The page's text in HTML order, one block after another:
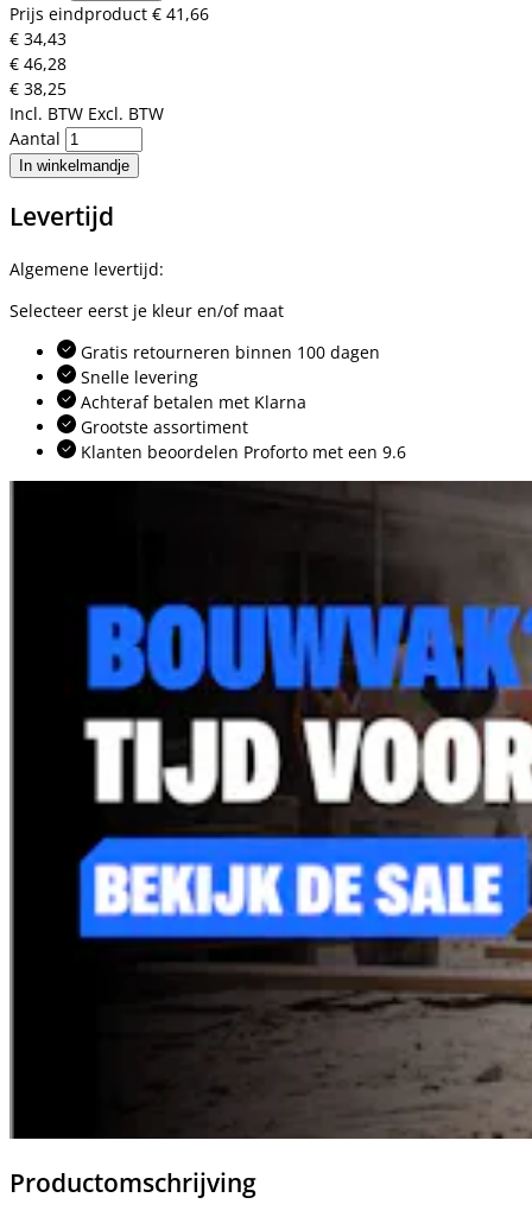
Prijs eindproduct € 41,66
€ 34,43
€ 46,28
€ 38,25
Incl. BTW Excl. BTW
Aantal
In winkelmandje
Levertijd
Algemene levertijd:
Selecteer eerst je kleur en/of maat
Gratis retourneren binnen 100 dagen
Snelle levering
Achteraf betalen met Klarna
Grootste assortiment
Klanten beoordelen Proforto met een 9.6
Productomschrijving